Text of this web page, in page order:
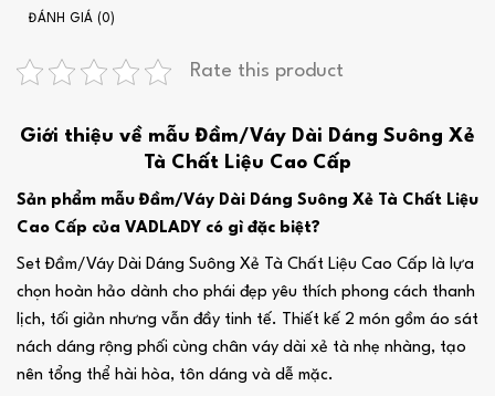
ĐÁNH GIÁ (0)
Rate this product
Giới thiệu về mẫu Đầm/Váy Dài Dáng Suông Xẻ
Tà Chất Liệu Cao Cấp
Sản phẩm mẫu Đầm/Váy Dài Dáng Suông Xẻ Tà Chất Liệu
Cao Cấp của VADLADY có gì đặc biệt?
Set Đầm/Váy Dài Dáng Suông Xẻ Tà Chất Liệu Cao Cấp là lựa
chọn hoàn hảo dành cho phái đẹp yêu thích phong cách thanh
lịch, tối giản nhưng vẫn đầy tinh tế. Thiết kế 2 món gồm áo sát
nách dáng rộng phối cùng chân váy dài xẻ tà nhẹ nhàng, tạo
nên tổng thể hài hòa, tôn dáng và dễ mặc.